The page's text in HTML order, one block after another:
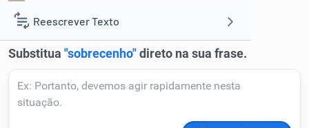
Reescrever Texto
Resumir Texto
Corrigir Texto